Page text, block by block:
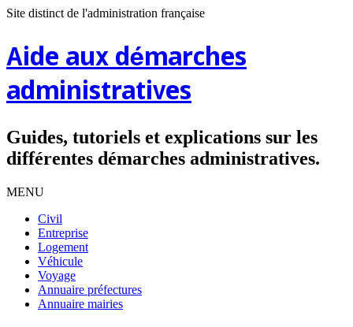
Site distinct de l'administration française
Aide aux démarches
administratives
Guides, tutoriels et explications sur les
différentes démarches administratives.
MENU
Civil
Entreprise
Logement
Véhicule
Voyage
Annuaire préfectures
Annuaire mairies